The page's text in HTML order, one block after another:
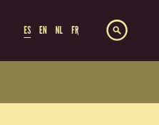
ES EN NL FR